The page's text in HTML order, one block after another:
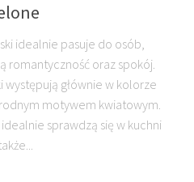
idealnie pasuje do osób,
romantyczność oraz spokój.
występują głównie w kolorze
motywem kwiatowym.
sprawdzą się w kuchni